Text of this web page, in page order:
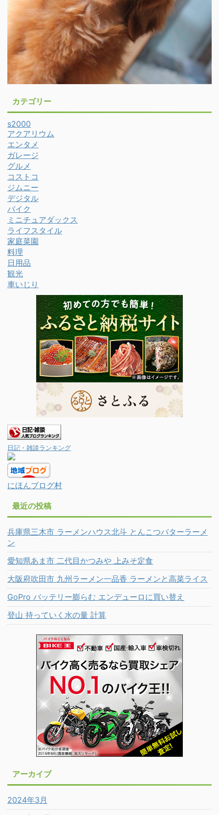
カテゴリー
s2000
アクアリウム
エンタメ
ガレージ
グルメ
コストコ
ジムニー
デジタル
バイク
ミニチュアダックス
ライフスタイル
家庭菜園
料理
日用品
観光
車いじり
日記・雑談ランキング
にほんブログ村
最近の投稿
兵庫県三木市 ラーメンハウス北斗 とんこつバターラーメ
ン
愛知県あま市 二代目かつみや 上みそ定食
大阪府吹田市 九州ラーメン一品香 ラーメンと高菜ライス
GoPro バッテリー膨らむ エンデューロに買い替え
登山 持っていく水の量 計算
アーカイブ
2024年3月